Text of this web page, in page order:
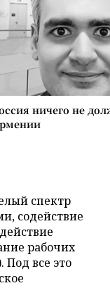
ничего не
спектр
содействие
рабочих
Под все это